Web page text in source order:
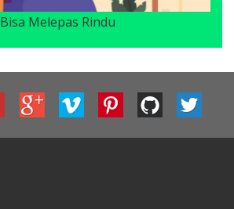
Melepas Rindu